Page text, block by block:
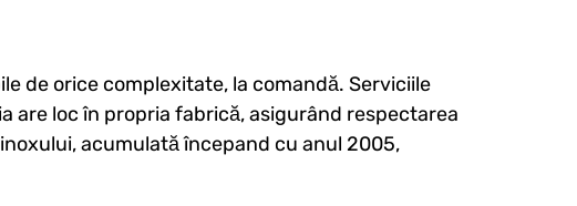
de orice complexitate, la comandă. Serviciile
are loc în propria fabrică, asigurând respectarea
acumulată începand cu anul 2005,